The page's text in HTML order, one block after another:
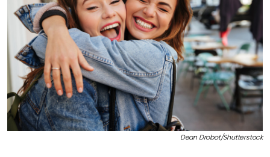
Dean Drobot/Shutterstock